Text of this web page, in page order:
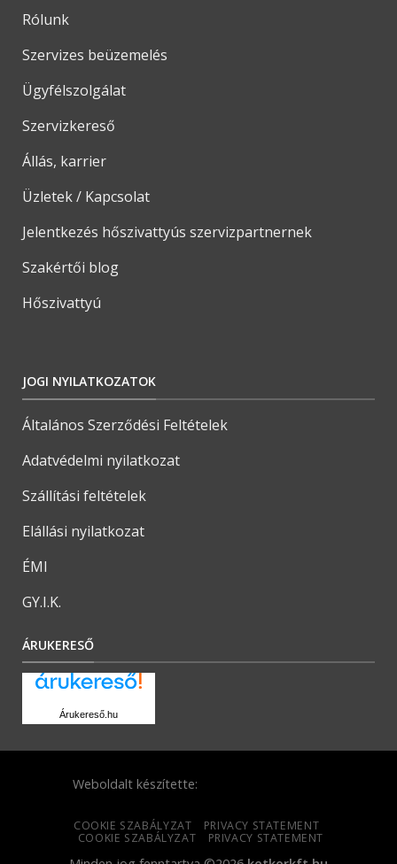
Rólunk
Szervizes beüzemelés
Ügyfélszolgálat
Szervizkereső
Állás, karrier
Üzletek / Kapcsolat
Jelentkezés hőszivattyús szervizpartnernek
Szakértői blog
Hőszivattyú
JOGI NYILATKOZATOK
Általános Szerződési Feltételek
Adatvédelmi nyilatkozat
Szállítási feltételek
Elállási nyilatkozat
ÉMI
GY.I.K.
ÁRUKERESŐ
Árukereső.hu
Weboldalt készítette:
COOKIE SZABÁLYZAT
PRIVACY STATEMENT
COOKIE SZABÁLYZAT
PRIVACY STATEMENT